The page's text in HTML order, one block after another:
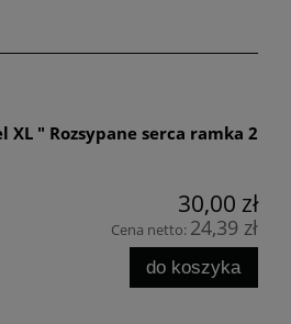
" Rozsypane serca ramka 2
30,00 zł
Cena netto: 24,39 zł
do koszyka